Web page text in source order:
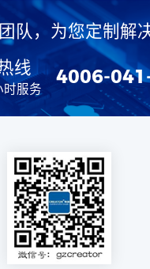
队，为您定制解
线
时服务 4006-